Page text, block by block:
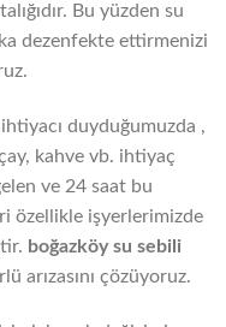
Bu yüzden su
dezenfekte ettirmenizi
duyduğumuzda ,
kahve vb. ihtiyaç
ve 24 saat bu
özellikle işyerlerimizde
boğazköysu sebili
arızasını çözüyoruz.